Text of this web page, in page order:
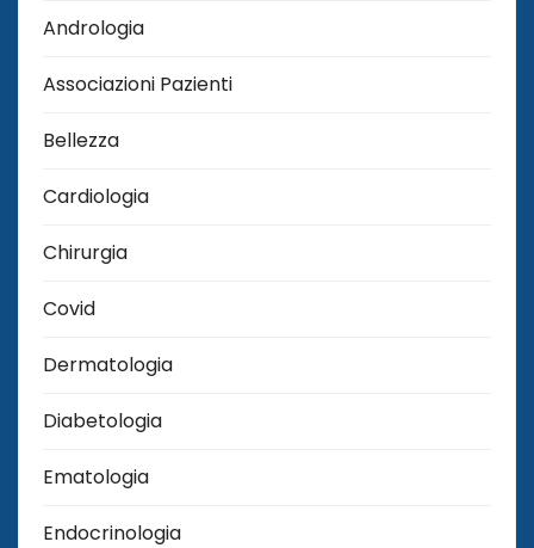
Andrologia
Associazioni Pazienti
Bellezza
Cardiologia
Chirurgia
Covid
Dermatologia
Diabetologia
Ematologia
Endocrinologia